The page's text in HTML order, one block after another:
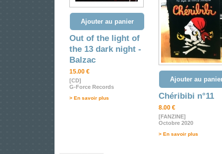
Ajouter au panier
Out of the light of
the 13 dark night -
Balzac
15.00 €
[CD]
G-Force Records
> En savoir plus
Ajouter au
Chéribibi n°11
8.00 €
[FANZINE]
Octobre 2020
> En savoir plus